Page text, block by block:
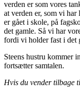
verden er som vores
at verden er, som vi
er gået i skole, på
det gamle. Så vi har
fordi vi holder fast i det
Steens hustru kommer
fortsætter samtalen.
Hvis du vender tilbage